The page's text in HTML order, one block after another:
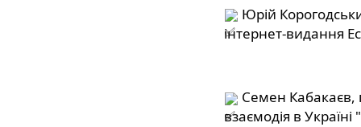
Юрій
інтернет-видання
Семен Кабакаєв,
взаємодія в Україні